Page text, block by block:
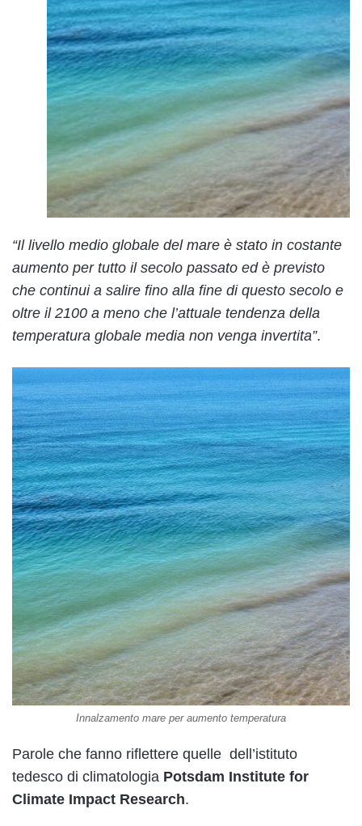
“Il livello medio globale del mare è stato in costante
aumento per tutto il secolo passato ed è previsto
che continui a salire fino alla fine di questo secolo e
oltre il 2100 a meno che l’attuale tendenza della
temperatura globale media non venga invertita”.
Innalzamento mare per aumento temperatura
Parole che fanno riflettere quelle dell’istituto
tedesco di climatologia Potsdam Institute for
Climate Impact Research.